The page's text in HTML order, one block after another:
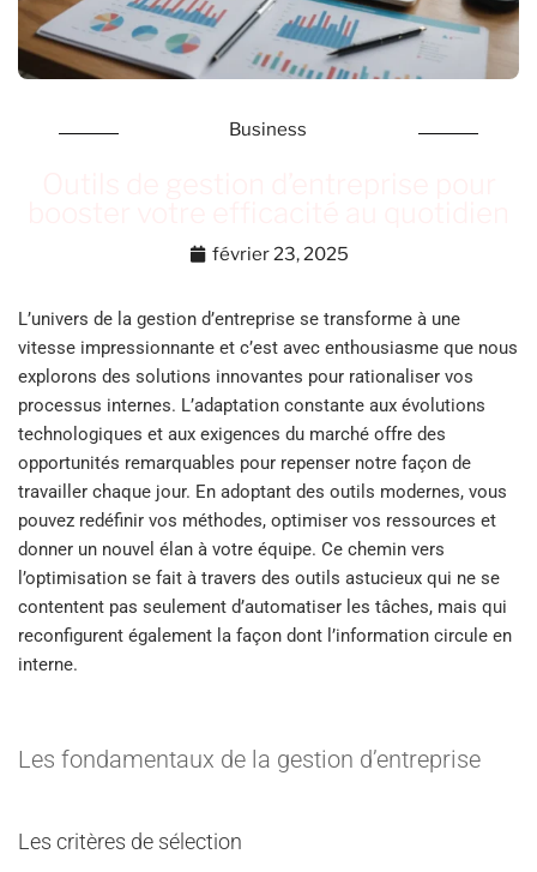
Business
février 23, 2025
L’univers de la gestion d’entreprise se transforme à une
vitesse impressionnante et c’est avec enthousiasme que nous
explorons des solutions innovantes pour rationaliser vos
processus internes. L’adaptation constante aux évolutions
technologiques et aux exigences du marché offre des
opportunités remarquables pour repenser notre façon de
travailler chaque jour. En adoptant des outils modernes, vous
pouvez redéfinir vos méthodes, optimiser vos ressources et
donner un nouvel élan à votre équipe. Ce chemin vers
l’optimisation se fait à travers des outils astucieux qui ne se
contentent pas seulement d’automatiser les tâches, mais qui
reconfigurent également la façon dont l’information circule en
interne.
Les fondamentaux de la gestion d’entreprise
Les critères de sélection